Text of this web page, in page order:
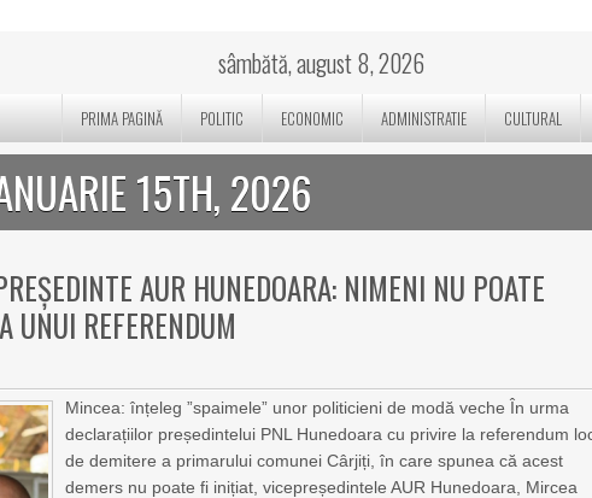
sâmbătă, august 8, 2026
PRIMA PAGINĂ POLITIC ECONOMIC ADMINISTRATIE CULTURAL
15TH, 2026
AUR HUNEDOARA: NIMENI NU POATE
UNUI REFERENDUM
Mincea: înțeleg ”spaimele” unor politicieni de modă veche În urma
declarațiilor președintelui PNL Hunedoara cu privire la referendum
de demitere a primarului comunei Cârjiți, în care spunea că acest
demers nu poate fi inițiat, vicepreședintele AUR Hunedoara, Mircea